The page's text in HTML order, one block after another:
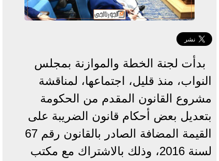
بدأت لجنة الخطة والموازنة بمجلس
النواب، منذ قليل، اجتماعها، لمناقشة
مشروع القانون المقدم من الحكومة
بتعديل بعض أحكام قانون الضريبة على
القيمة المضافة الصادر بالقانون رقم 67
لسنة 2016، وذلك بالاشتراك مع مكتب